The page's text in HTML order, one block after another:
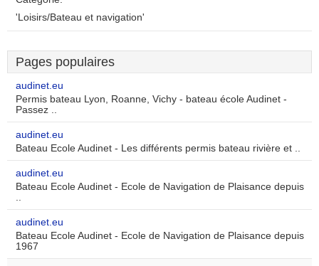
'Loisirs/Bateau et navigation'
Pages populaires
audinet.eu
Permis bateau Lyon, Roanne, Vichy - bateau école Audinet -
Passez ..
audinet.eu
Bateau Ecole Audinet - Les différents permis bateau rivière et ..
audinet.eu
Bateau Ecole Audinet - Ecole de Navigation de Plaisance depuis
..
audinet.eu
Bateau Ecole Audinet - Ecole de Navigation de Plaisance depuis
1967